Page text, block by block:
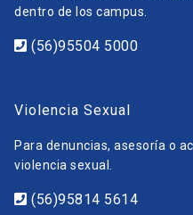
dentro de los campus.
(56)95504 5000
Violencia Sexual
Para denuncias, asesoría o
violencia sexual.
(56)95814 5614